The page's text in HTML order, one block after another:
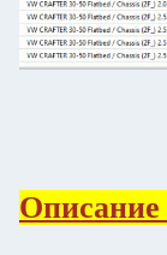
Описание